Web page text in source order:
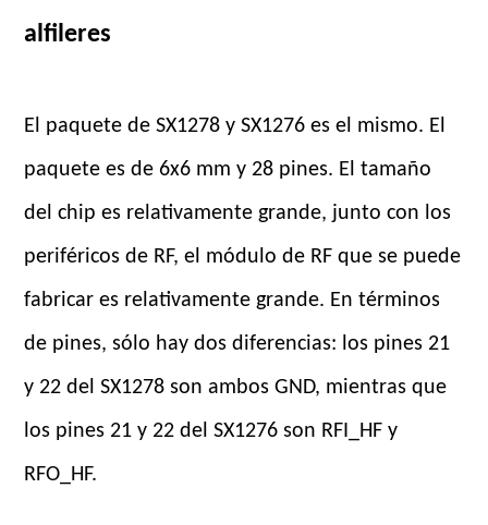
alfileres
El paquete de SX1278 y SX1276 es el mismo. El
paquete es de 6x6 mm y 28 pines. El tamaño
del chip es relativamente grande, junto con los
periféricos de RF, el módulo de RF que se puede
fabricar es relativamente grande. En términos
de pines, sólo hay dos diferencias: los pines 21
y 22 del SX1278 son ambos GND, mientras que
los pines 21 y 22 del SX1276 son RFI_HF y
RFO_HF.